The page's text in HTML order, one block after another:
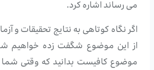
می رساند اشاره کرد.
اگر نگاه کوتاهی به نتایج تحقیقات و
از این موضوع شگفت زده خواهیم
موضوع کافیست بدانید که وقتی